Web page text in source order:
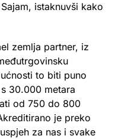
istaknuvši kako
zemlja partner, iz
to biti puno
30.000 metara
od 750 do 800
je preko
za nas i svake